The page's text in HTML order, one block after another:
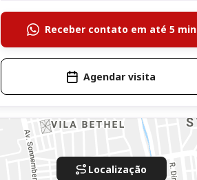
Receber contato em até 5 min
Agendar visita
Localização